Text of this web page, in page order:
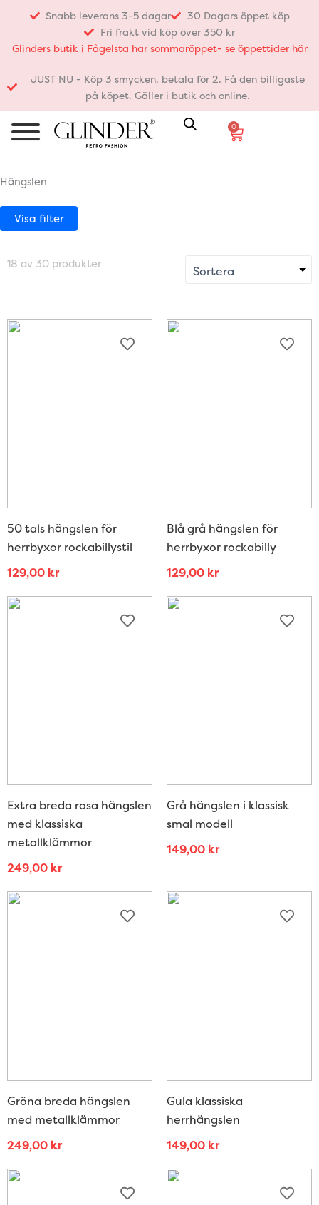
innehåll
Snabb leverans 3-5 dagar
30 Dagars öppet köp
Fri frakt vid köp över 350 kr
Glinders butik i Fågelsta har sommaröppet- se öppettider här
JUST NU - Köp 3 smycken, betala för 2. Få den billigaste
på köpet. Gäller i butik och online.
0
Varukorg
Hängslen
Visa filter
18 av 30 produkter
50 tals hängslen för
herrbyxor rockabillystil
129,00 kr
Blå grå hängslen för
herrbyxor rockabilly
129,00 kr
Extra breda rosa hängslen
med klassiska
metallklämmor
249,00 kr
Grå hängslen i klassisk
smal modell
149,00 kr
Gröna breda hängslen
med metallklämmor
249,00 kr
Gula klassiska
herrhängslen
149,00 kr